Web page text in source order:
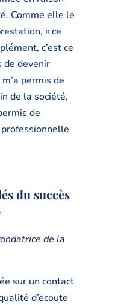
Comme elle le
« ce
c’est ce
de devenir
permis de
de la société,
de
du succès
de la
sur un contact
d’écoute